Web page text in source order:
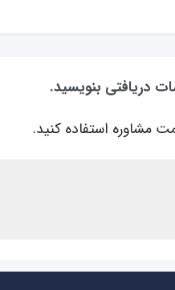
دریافتی بنویسید.
مشاوره استفاده کنید.